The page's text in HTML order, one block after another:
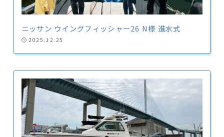
ニッサン ウイングフィッシャー26 N様 進水式
2025.12.25